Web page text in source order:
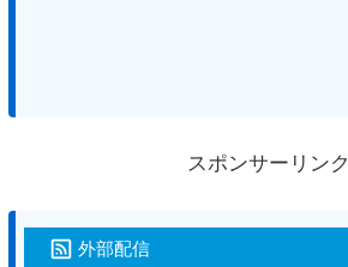
スポンサーリンク
外部配信